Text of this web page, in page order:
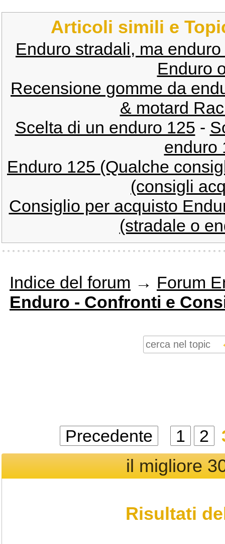
Articoli simili e
Enduro stradali, ma
Enduro
Recensione gomme da
& motard
Scelta di un enduro 125 -
enduro
Enduro 125 (Qualche
(consigli
Consiglio per acquisto
(stradale o
Indice del forum → Forum
Enduro - Confronti e
Precedente 1 2
il migliore
Risultati